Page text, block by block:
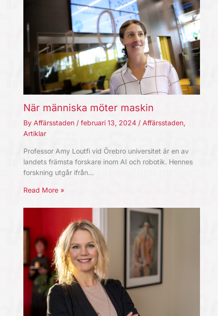
När människa möter maskin
By Affärsstaden / februari 13, 2024 / Affärsstaden,
Artiklar
Professor Amy Loutfi vid Örebro universitet är en av
landets främsta forskare inom AI och robotik. Hennes
forskning utgår ifrån…
Read More »